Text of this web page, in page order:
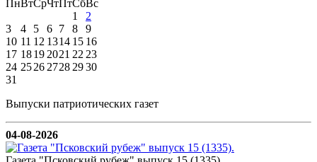
ПнВтСрЧтПтСбВс
1
2
3
4 5 6 7 8
9
10 11 12 1314 15 16
17 18192021 2223
24 252627282930
31
Выпуски патриотических газет
04-08-2026